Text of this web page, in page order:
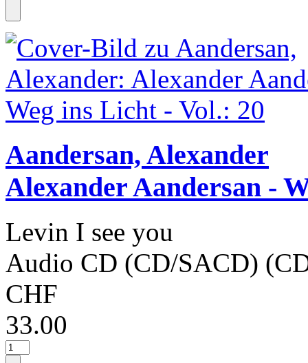
Aandersan, Alexander
Alexander Aandersan -
Levin I see you
Audio CD (CD/SACD)
CHF
33.00